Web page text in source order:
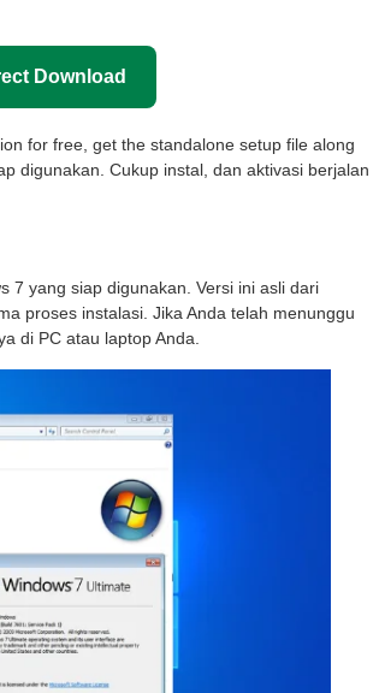
Download
for free, get the standalone setup file along
digunakan. Cukup instal, dan aktivasi berjalan
7 yang siap digunakan. Versi ini asli dari
proses instalasi. Jika Anda telah menunggu
di PC atau laptop Anda.